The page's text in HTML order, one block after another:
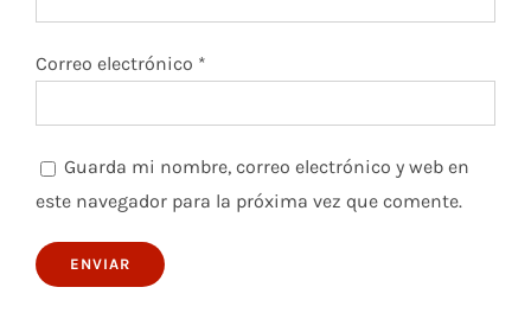
Correo electrónico *
Guarda mi nombre, correo electrónico y web en
este navegador para la próxima vez que comente.